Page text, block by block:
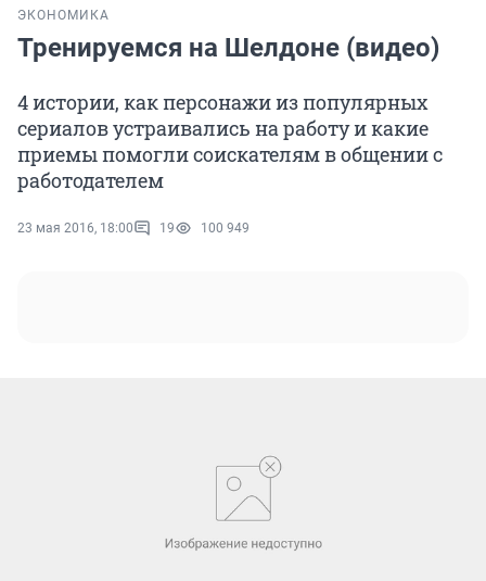
ЭКОНОМИКА
Тренируемся на Шелдоне (видео)
4 истории, как персонажи из популярных
сериалов устраивались на работу и какие
приемы помогли соискателям в общении с
работодателем
23 мая 2016, 18:00 19 100 949